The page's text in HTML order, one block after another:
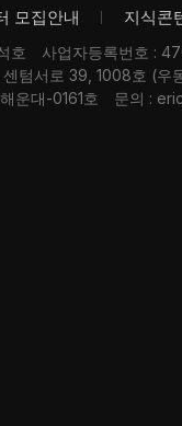
모집안내 지식콘
호
사업자등록번호 :
텀서로 39, 1008호 (
운대-0161호
문의 :